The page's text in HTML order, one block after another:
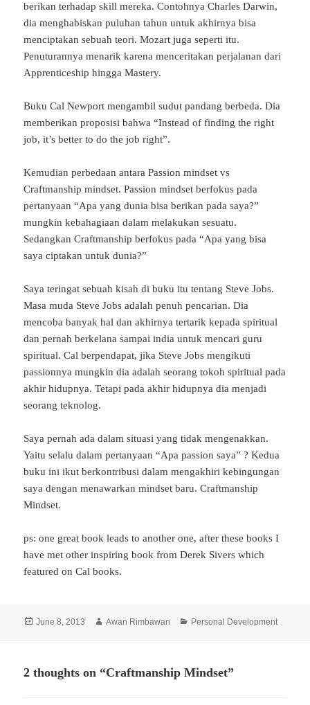
berikan terhadap skill mereka. Contohnya Charles Darwin,
dia menghabiskan puluhan tahun untuk akhirnya bisa
menciptakan sebuah teori. Mozart juga seperti itu.
Penuturannya menarik karena menceritakan perjalanan dari
Apprenticeship hingga Mastery.
Buku Cal Newport mengambil sudut pandang berbeda. Dia
memberikan proposisi bahwa “Instead of finding the right
job, it’s better to do the job right”.
Kemudian perbedaan antara Passion mindset vs
Craftmanship mindset. Passion mindset berfokus pada
pertanyaan “Apa yang dunia bisa berikan pada saya?”
mungkin kebahagiaan dalam melakukan sesuatu.
Sedangkan Craftmanship berfokus pada “Apa yang bisa
saya ciptakan untuk dunia?”
Saya teringat sebuah kisah di buku itu tentang Steve Jobs.
Masa muda Steve Jobs adalah penuh pencarian. Dia
mencoba banyak hal dan akhirnya tertarik kepada spiritual
dan pernah berkelana sampai india untuk mencari guru
spiritual. Cal berpendapat, jika Steve Jobs mengikuti
passionnya mungkin dia adalah seorang tokoh spiritual pada
akhir hidupnya. Tetapi pada akhir hidupnya dia menjadi
seorang teknolog.
Saya pernah ada dalam situasi yang tidak mengenakkan.
Yaitu selalu dalam pertanyaan “Apa passion saya” ? Kedua
buku ini ikut berkontribusi dalam mengakhiri kebingungan
saya dengan menawarkan mindset baru. Craftmanship
Mindset.
ps: one great book leads to another one, after these books I
have met other inspiring book from Derek Sivers which
featured on Cal books.
Posted
June 8, 2013 Author
Awan Rimbawan Categories
Personal Development
2 thoughts on “Craftmanship Mindset”